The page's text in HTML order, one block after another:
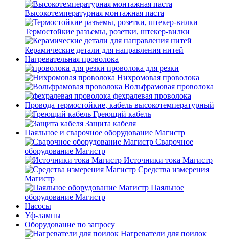
Высокотемпературная монтажная паста
Термостойкие разъемы, розетки, штекер-вилки
Керамические детали для направления нитей
Нагревательная проволока
проволока для резки
Нихромовая проволока
Вольфрамовая проволока
фехралевая проволока
Провода термостойкие, кабель высокотемпературный
Греющий кабель
Защита кабеля
Паяльное и сварочное оборудование Магистр
Сварочное
оборудование Магистр
Источники тока Магистр
Средства измерения
Магистр
Паяльное
оборудование Магистр
Насосы
Уф-лампы
Оборудование по запросу
Нагреватели для поилок